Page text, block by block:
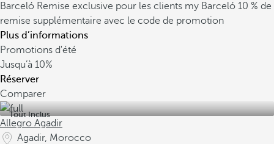
Barceló Remise exclusive pour les clients my Barceló 10 % de
remise supplémentaire avec le code de promotion
Plus d’informations
Promotions d'été
Jusqu’à 10%
Réserver
Comparer
Tout Inclus
Allegro Agadir
Agadir, Morocco